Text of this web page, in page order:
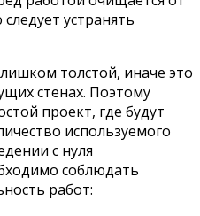
устранять
толстой, иначе это
стенах. Поэтому
проект, где будут
используемого
с нуля
соблюдать
работ: